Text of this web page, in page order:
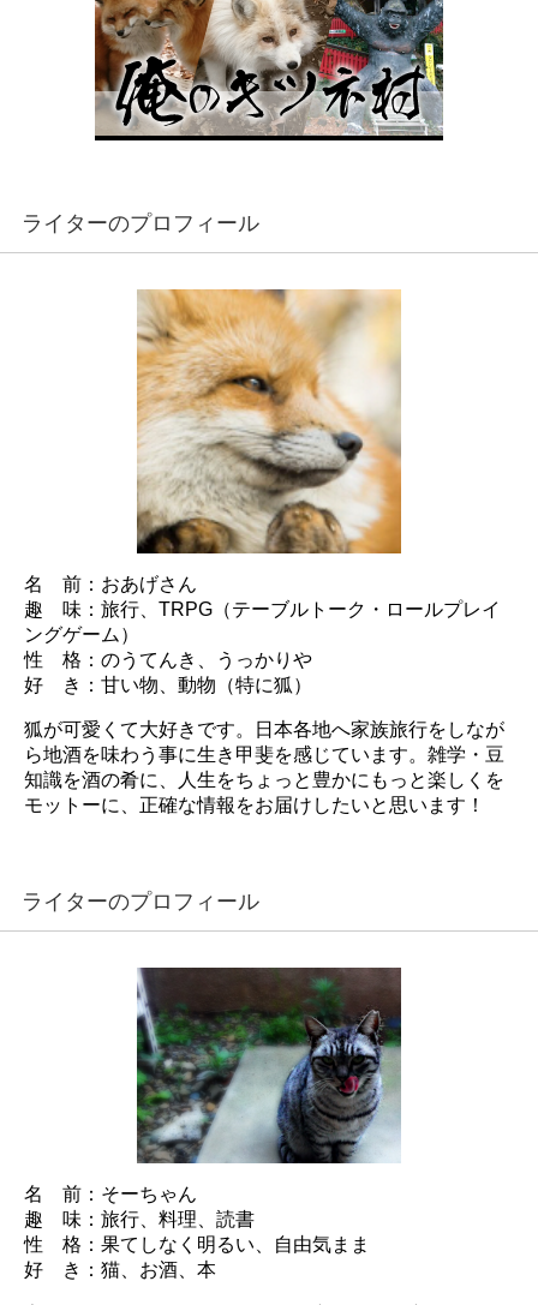
ライターのプロフィール
名 前：おあげさん
趣 味：旅行、TRPG（テーブルトーク・ロールプレイ
ングゲーム）
性 格：のうてんき、うっかりや
好 き：甘い物、動物（特に狐）
狐が可愛くて大好きです。日本各地へ家族旅行をしなが
ら地酒を味わう事に生き甲斐を感じています。雑学・豆
知識を酒の肴に、人生をちょっと豊かにもっと楽しくを
モットーに、正確な情報をお届けしたいと思います！
ライターのプロフィール
名 前：そーちゃん
趣 味：旅行、料理、読書
性 格：果てしなく明るい、自由気まま
好 き：猫、お酒、本